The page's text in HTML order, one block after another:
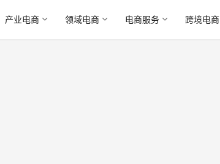
产业电商 领域电商 电商服务 跨境电商